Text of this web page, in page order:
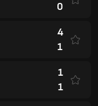
0
4
1
1
1